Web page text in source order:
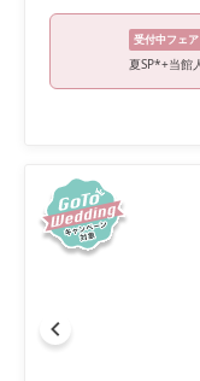
受付中フェア